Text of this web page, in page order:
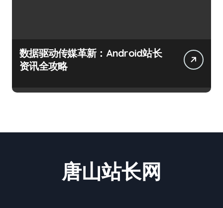
数据驱动传媒革新：Android站长
资讯全攻略
唐山站长网